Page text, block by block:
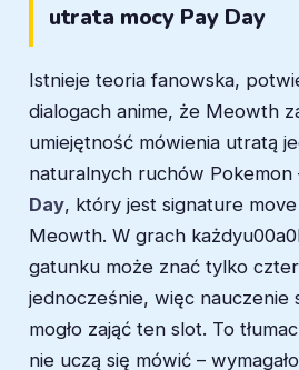
utrata mocy Pay Day
Istnieje teoria fanowska,
dialogach anime, że Meowth
umiejętność mówienia utratą
naturalnych ruchów Pokemon
Day, który jest signature
Meowth. W grach
gatunku może znać tylko
jednocześnie, więc nauczenie
mogło zająć ten slot. To
nie uczą się mówić –